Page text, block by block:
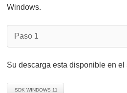
Windows.
Paso 1
Su descarga esta disponible en
SDK WINDOWS 11